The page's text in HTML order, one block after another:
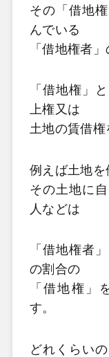
その「借地
んでいる
「借地権者
「借地権」
上権又は
土地の賃借権
例えば土地を
その土地に
人などは
「借地権者
の割合の
「借地権」
す。
どれくらい